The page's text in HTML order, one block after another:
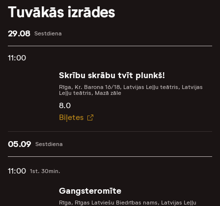
Tuvākās izrādes
Sestdiena
29.08
11:00
Skrību skrābu tvīt plunkš!
Rīga, Kr. Barona 16/18, Latvijas Leļļu teātris, Latvijas
Leļļu teātris, Mazā zāle
8.0
Biļetes
Sestdiena
05.09
11:00 1st. 30min.
Gangsteromīte
Rīga, Rīgas Latviešu Biedrības nams, Latvijas Leļļu